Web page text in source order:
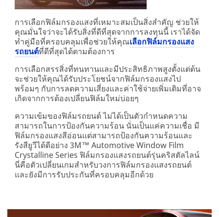
การเลือกฟิล์มกรองแสงที่เหมาะสมเป็นสิ่งสำคัญ ช่วยให้
คุณมั่นใจว่าจะได้รับสิ่งที่ดีที่สุดจากการลงทุนนี้ เราได้จัด
ทำคู่มือที่ครอบคลุมเพื่อช่วยให้คุณเลือกฟิล์มกรองแสง
รถยนต์ที่ดีที่สุดได้ตามต้องการ
การเลือกสรรสิ่งที่ทนทานและมีประสิทธิภาพสูงตั้งแต่ต้น
จะช่วยให้คุณได้รับประโยชน์จากฟิล์มกรองแสงไป
พร้อมๆ กับการลดความเสี่ยงและค่าใช้จ่ายเพิ่มเติมที่อาจ
เกิดจากการต้องเปลี่ยนฟิล์มใหม่บ่อยๆ
ความเข้มของฟิล์มรถยนต์ ไม่ได้เป็นตัวกำหนดความ
สามารถในการป้องกันความร้อน นั่นเป็นแค่ความเชื่อ มี
ฟิล์มกรองแสงสีอ่อนแต่สามารถป้องกันความร้อนและ
รังสียูวีได้ดีอย่าง 3M™ Automotive Window Film
Crystalline Series ฟิล์มกรองแสงรถยนต์รุ่นคริสตัลไลน์
นี่คือตัวเปลี่ยนเกมสำหรับวงการฟิล์มกรองแสงรถยนต์
และยังมีการรับประกันที่ครอบคลุมอีกด้วย